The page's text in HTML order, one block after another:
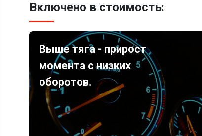
Включено в стоимость:
Выше тяга - прирост
момента с низких
оборотов.